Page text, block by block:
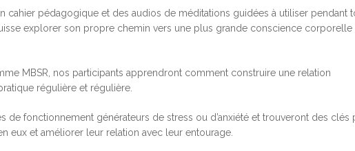
cahier pédagogique et des audios de méditations guidées à utiliser pendant
explorer son propre chemin vers une plus grande conscience corporelle
MBSR, nos participants apprendront comment construire une relation
régulière et régulière.
de fonctionnement générateurs de stress ou d’anxiété et trouveront des clés
eux et améliorer leur relation avec leur entourage.